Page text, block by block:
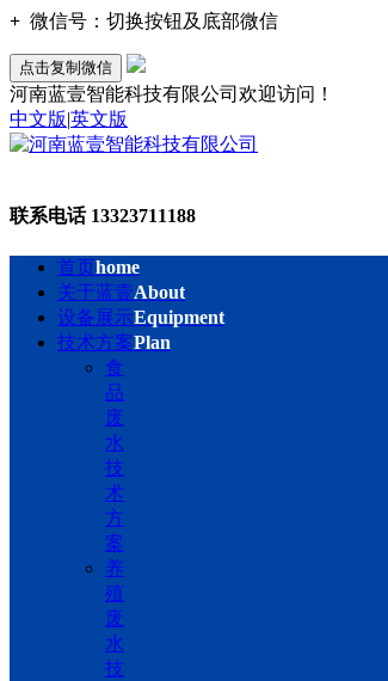
+ 微信号： 切换按钮及底部微信
点击复制微信
河南蓝壹智能科技有限公司欢迎访问！
中文版|英文版
联系电话 13323711188
首页home
关于蓝壹About
设备展示Equipment
技术方案Plan
食
品
废
水
技
术
方
案
养
殖
废
水
技